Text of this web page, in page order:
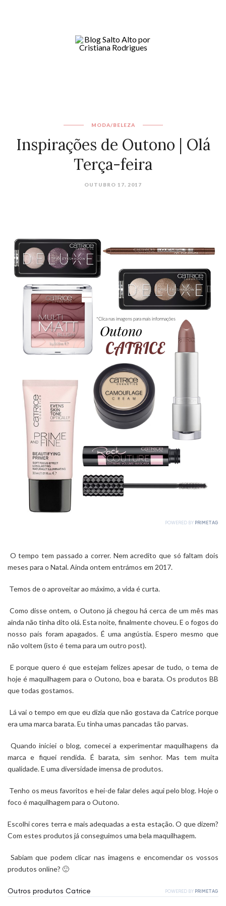
MODA/BELEZA
Inspirações de Outono | Olá
Terça-feira
OUTUBRO 17, 2017
O tempo tem passado a correr. Nem acredito que só faltam dois
meses para o Natal. Ainda ontem entrámos em 2017.
Temos de o aproveitar ao máximo, a vida é curta.
Como disse ontem, o Outono já chegou há cerca de um mês mas
ainda não tinha dito olá. Esta noite, finalmente choveu. E o fogos do
nosso país foram apagados. É uma angústia. Espero mesmo que
não voltem (isto é tema para um outro post).
E porque quero é que estejam felizes apesar de tudo, o tema de
hoje é maquilhagem para o Outono, boa e barata. Os produtos BB
que todas gostamos.
Lá vai o tempo em que eu dizia que não gostava da Catriceporque
era uma marca barata. Eu tinha umas pancadas tão parvas.
Quando iniciei o blog, comecei a experimentar maquilhagens da
marca e fiquei rendida. É barata, sim senhor. Mas tem muita
qualidade. E uma diversidade imensa de produtos.
Tenho os meus favoritos e hei-de falar deles aqui pelo blog. Hoje o
foco é maquilhagem para o Outono.
Escolhi cores terra e mais adequadas a esta estação. O que dizem?
Com estes produtos já conseguimos uma bela maquilhagem.
Sabiam que podem clicar nas imagens e encomendar os vossos
produtos online? 🙂